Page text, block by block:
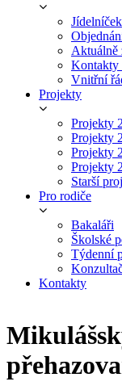
Jídelníček
Aktuálně
Kontakty
Vnitřní
Projekty
Projekty
Projekty
Projekty
Projekty
Starší
Pro rodiče
Bakaláři
Školské
Týdenní
Kontakty